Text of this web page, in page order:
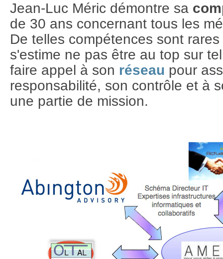
Jean-Luc Méric démontre sa
de 30 ans concernant tous les
De telles compétences sont
s'estime ne pas être au top sur
faire appel à son réseau pour
responsabilité, son contrôle et à
une partie de mission.